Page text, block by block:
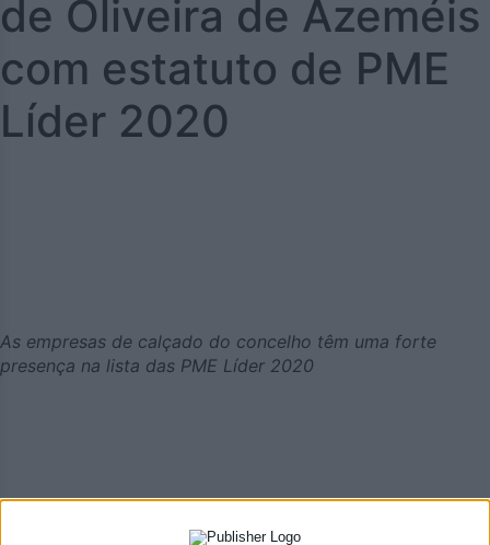
de Oliveira de Azeméis
com estatuto de PME
Líder 2020
As empresas de calçado do concelho têm uma forte
presença na lista das PME Líder 2020